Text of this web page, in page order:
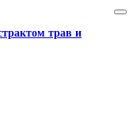
трав и